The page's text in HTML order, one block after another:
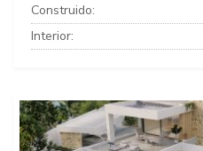
Construido:
Interior: